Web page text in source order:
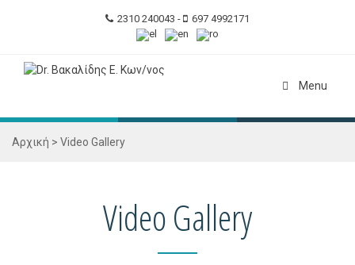
2310 240043 - 697 4992171
Menu
Αρχική > Video Gallery
Video Gallery